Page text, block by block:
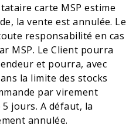
carte MSP estime
la vente est annulée. Le
responsabilité en cas
MSP. Le Client pourra
et pourra, avec
la limite des stocks
par virement
jours. A défaut, la
annulée.